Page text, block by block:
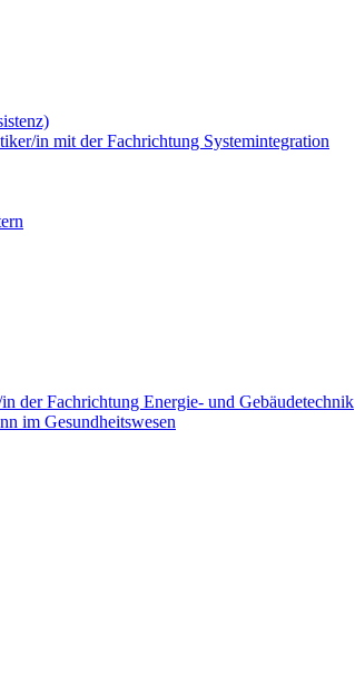
in mit der Fachrichtung Systemintegration
der Fachrichtung Energie- und Gebäudetechnik
im Gesundheitswesen